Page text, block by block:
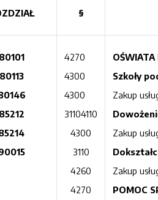
§
80101
80113
85212
4270
4300
4300
31104110
4300
3110
4260
4270
OŚWIATA
Szkoły
Zakup
Zakup
Zakup
POMOC